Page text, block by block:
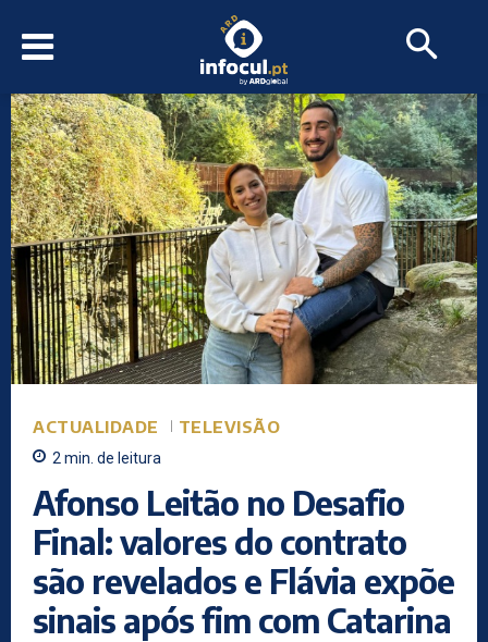
ACTUALIDADE TELEVISÃO
2 min. de leitura
Afonso Leitão no Desafio
Final: valores do contrato
são revelados e Flávia expõe
sinais após fim com Catarina